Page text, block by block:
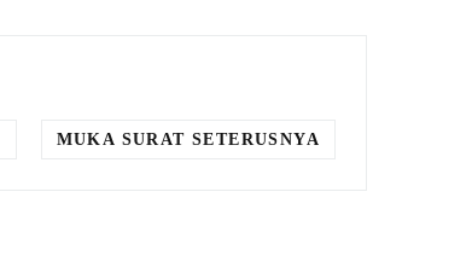
MUKA SURAT SETERUSNYA